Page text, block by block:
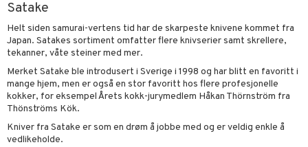
Satake
Helt siden samurai-vertens tid har de skarpeste knivene kommet fra
Japan. Satakes sortiment omfatter flere knivserier samt skrellere,
tekanner, våte steiner med mer.
Merket Satake ble introdusert i Sverige i 1998 og har blitt en favoritt i
mange hjem, men er også en stor favoritt hos flere profesjonelle
kokker, for eksempel Årets kokk-jurymedlem Håkan Thörnström fra
Thönströms Kök.
Kniver fra Satake er som en drøm å jobbe med og er veldig enkle å
vedlikeholde.
Art
og lysestaker
og hyller
og kroker
og kurver
og Cocktailglass
Kasseroller
maskiner
karaffeler
& kroker
og kurver
& Putevar
& Pledd
Pledd
og Matere
& svar